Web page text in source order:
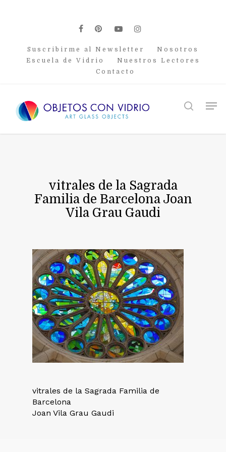
facebook
pinterest
youtubeinstagram
Suscribirme al Newsletter
Nosotros
Escuela de Vidrio
Nuestros Lectores
Contacto
search
vitrales de la Sagrada
Familia de Barcelona Joan
Vila Grau Gaudi
vitrales de la Sagrada Familia de
Barcelona
Joan Vila Grau Gaudi